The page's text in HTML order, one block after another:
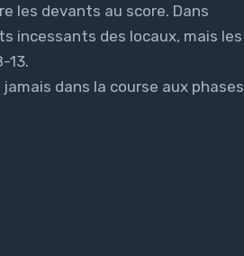
les devants au score. Dans
incessants des locaux, mais les
13.
dans la course aux phases